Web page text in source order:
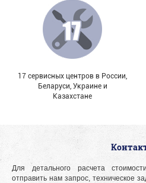
17 сервисных центров в России,
Беларуси, Украине и
Казахстане
Для детального расчета
отправить нам запрос, техническое